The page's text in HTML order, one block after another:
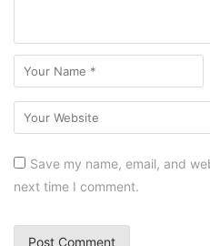
Save my name, email, and
next time I comment.